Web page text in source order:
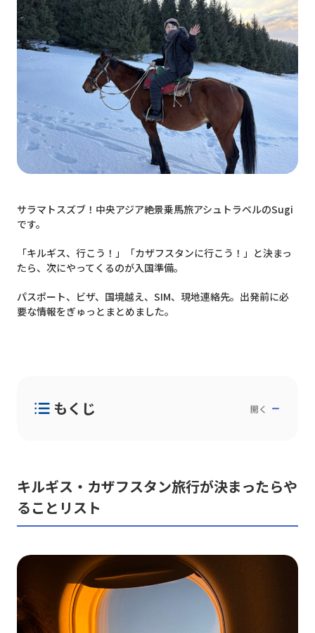
サラマトスズブ！中央アジア絶景乗馬旅アシュトラベルのSugi
です。
「キルギス、行こう！」「カザフスタンに行こう！」と決まっ
たら、次にやってくるのが入国準備。
パスポート、ビザ、国境越え、SIM、現地連絡先。出発前に必
要な情報をぎゅっとまとめました。
もくじ 開く
◎アシュトラベルのお客様に必須
◎持ち物について
◎必要に応じて
【必須】パスポートの確認
【必須】キルギスまたはカザフスタン入国に必要
なもの
【必須】お金・カードの準備
【必須】キルギス現地の緊急連絡先
キルギス・カザフスタン旅行が決まったらや
ることリスト